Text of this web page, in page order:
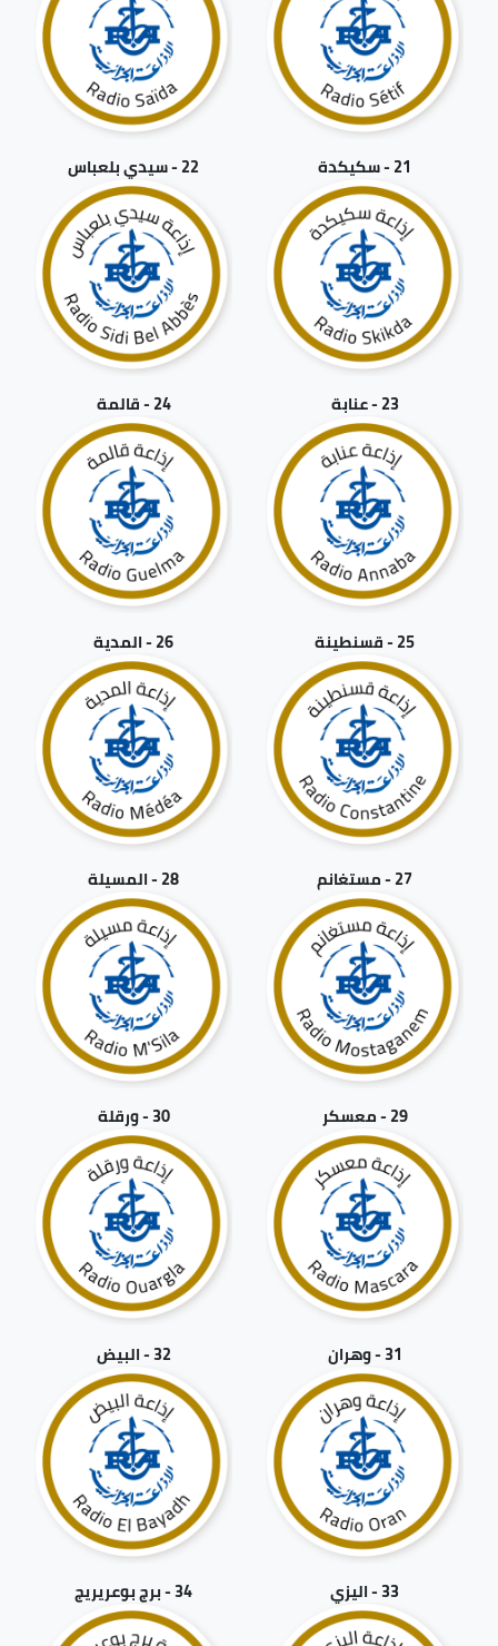
21 - سكيكدة 22 - سيدي بلعباس
23 - عنابة 24 - قالمة
25 - قسنطينة 26 - المدية
27 - مستغانم 28 - المسيلة
29 - معسكر 30 - ورقلة
31 - وهران 32 - البيض
33 - اليزي 34 - برج بوعريريج